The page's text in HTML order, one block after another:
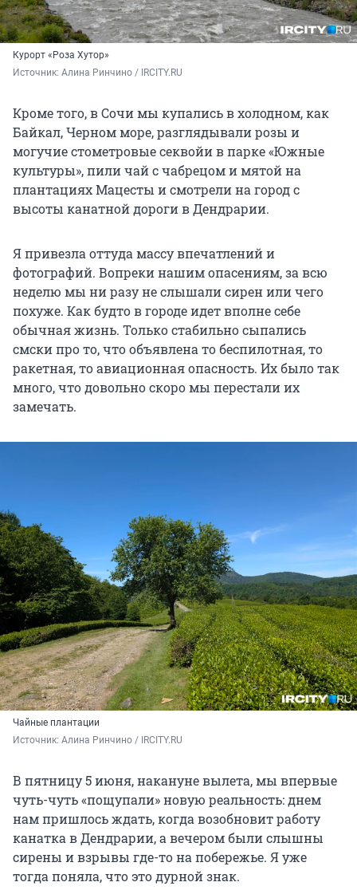
Курорт «Роза Хутор»
Источник: Алина Ринчино / IRCITY.RU
Кроме того, в Сочи мы купались в холодном, как
Байкал, Черном море, разглядывали розы и
могучие стометровые секвойи в парке «Южные
культуры», пили чай с чабрецом и мятой на
плантациях Мацесты и смотрели на город с
высоты канатной дороги в Дендрарии.
Я привезла оттуда массу впечатлений и
фотографий. Вопреки нашим опасениям, за всю
неделю мы ни разу не слышали сирен или чего
похуже. Как будто в городе идет вполне себе
обычная жизнь. Только стабильно сыпались
смски про то, что объявлена то беспилотная, то
ракетная, то авиационная опасность. Их было так
много, что довольно скоро мы перестали их
замечать.
Чайные плантации
Источник: Алина Ринчино / IRCITY.RU
В пятницу 5 июня, накануне вылета, мы впервые
чуть-чуть «пощупали» новую реальность: днем
нам пришлось ждать, когда возобновит работу
канатка в Дендрарии, а вечером были слышны
сирены и взрывы где-то на побережье. Я уже
тогда поняла, что это дурной знак.